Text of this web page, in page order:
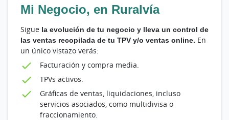
Mi Negocio, en Ruralvía
Sigue la evolución de tu negocio y lleva un control de
las ventas recopilada de tu TPV y/o ventas online. En
un único vistazo verás:
Facturación y compra media.
TPVs activos.
Gráficas de ventas, liquidaciones, incluso
servicios asociados, como multidivisa o
fraccionamiento.